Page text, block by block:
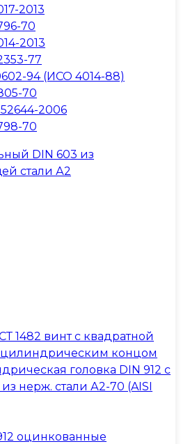
2013
70
2013
77
94 (ИСО 4014-88)
70
2006
70
DIN 603 из
стали А2
1482 винт с квадратной
цилиндрическим концом
головка DIN 912 с
из нерж. стали А2-70 (AISI
оцинкованные